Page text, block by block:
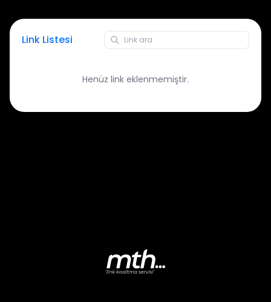
Link Listesi
Henüz link eklenmemiştir.